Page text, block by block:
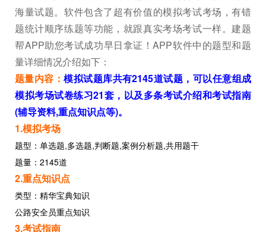
海量试题。软件包含了超有价值的模拟考试考场，有错
题统计顺序练题等功能，就跟真实考场考试一样。建题
帮APP助您考试成功早日拿证！APP软件中的题型和题
量详细情况介绍如下：
题量内容：模拟试题库共有2145道试题，可以任意组成
模拟考场试卷练习21套，以及多条考试介绍和考试指南
(辅导资料,重点知识点等)。
1.模拟考场
题型：单选题,多选题,判断题,案例分析题,共用题干
题量：2145道
2.重点知识点
类型：精华宝典知识
公路安全员重点知识
3.考试指南